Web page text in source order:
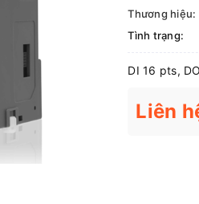
Thương hiệu:
Tình trạng:
DI 16 pts,
Liên